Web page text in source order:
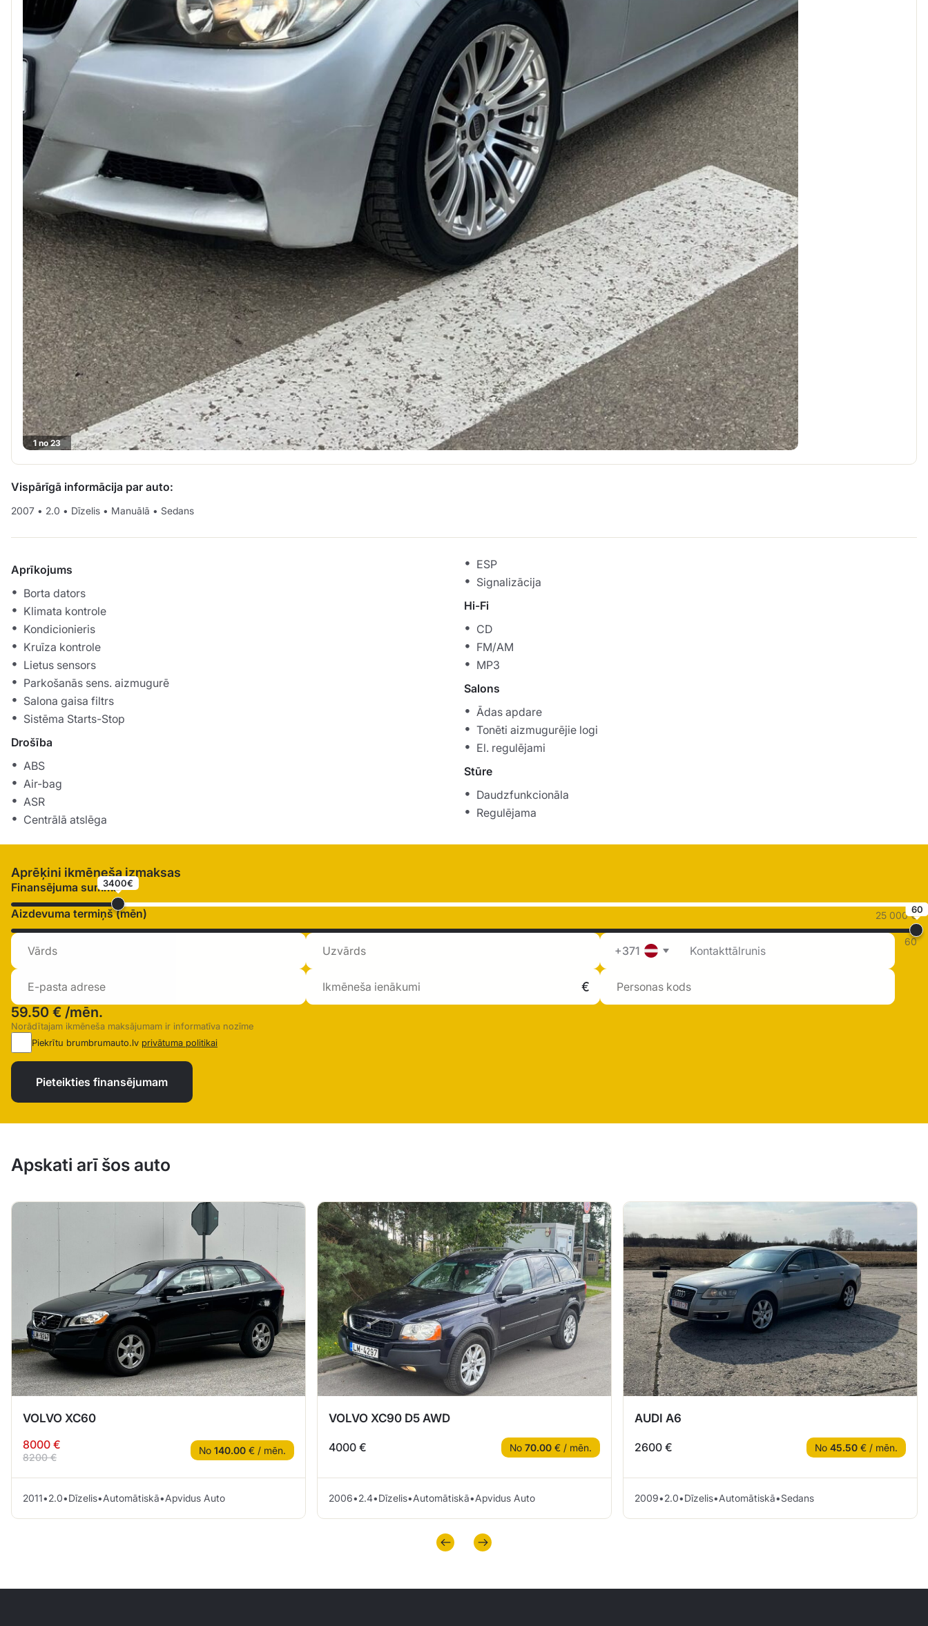
1 no 23
Vispārīgā informācija par auto:
2007 • 2.0 • Dīzelis • Manuālā • Sedans
Aprīkojums
Borta dators
Klimata kontrole
Kondicionieris
Kruīza kontrole
Lietus sensors
Parkošanās sens. aizmugurē
Salona gaisa filtrs
Sistēma Starts-Stop
Drošība
ABS
Air-bag
ASR
Centrālā atslēga
ESP
Signalizācija
Hi-Fi
CD
FM/AM
MP3
Salons
Ādas apdare
Tonēti aizmugurējie logi
El. regulējami
Stūre
Daudzfunkcionāla
Regulējama
Aprēķini ikmēneša izmaksas
Finansējuma summa
3400€
25 000 €
Aizdevuma termiņš (mēn) 60
60
+371
59.50 € /mēn.
Norādītajam ikmēneša maksājumam ir informatīva nozīme
Piekrītu brumbrumauto.lv privātuma politikai
Pieteikties finansējumam
Apskati arī šos auto
VOLVO XC60
8000 €
8200 €
No 140.00 € / mēn.
2011•2.0•Dīzelis•Automātiskā•Apvidus Auto
VOLVO XC90 D5 AWD
4000 € No 70.00 € / mēn.
2006•2.4•Dīzelis•Automātiskā•Apvidus Auto
AUDI A6
2600 € No 45.50 € / mēn.
2009•2.0•Dīzelis•Automātiskā•Sedans